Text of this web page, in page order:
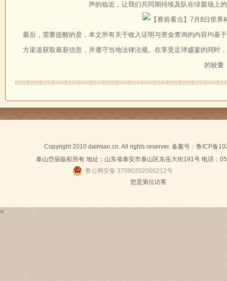
声的临近，让我们共同期待埃及队在绿茵场上
最后，需要提醒的是，本文所有关于收入证明与资金查询的内容均基
方渠道获取最新信息，并遵守当地法律法规。在享受足球盛宴的同时
的较量
Copyright 2010 daimiao.cn. All rights reserver. 备案号： 鲁ICP备
泰山岱庙版权所有 地址：山东省泰安市泰山区东岳大街191号 电话：
鲁公网安备 37090202000212号
您是第位访客
<